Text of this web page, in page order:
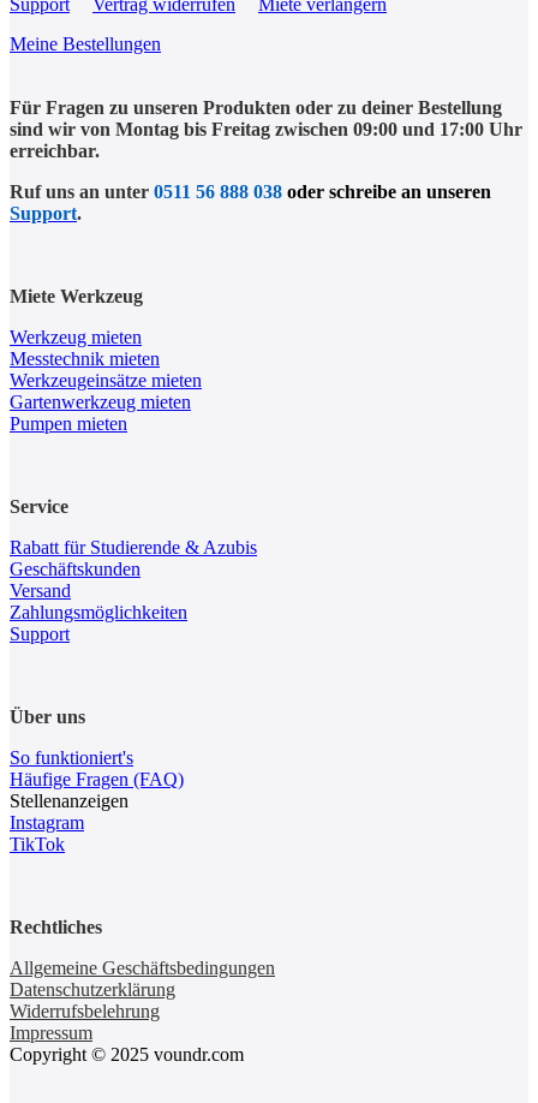
Support Vertrag widerrufen
Miete verlängern
Meine Bestellungen
Für Fragen zu unseren Produkten oder zu deiner Bestellung
sind wir von Montag bis Freitag zwischen 09:00 und 17:00 Uhr
erreichbar.
Ruf uns an unter 0511 56 888 038 oder schreibe an unseren
Support.
Miete Werkzeug
Werkzeug mieten
Messtechnik mieten
Werkzeugeinsätze mieten
Gartenwerkzeug mieten
Pumpen mieten
Service
Rabatt für Studierende & Azubis
Geschäftskunden
Versand
Zahlungsmöglichkeiten
Support
Über uns
So funktioniert's
Häufige Fragen (FAQ)
Stellenanzeigen
Instagram
TikTok
Rechtliches
Allgemeine Geschäftsbedingungen
Datenschutzerklärung
Widerrufsbelehrung
Impressum
Copyright © 2025 voundr.com